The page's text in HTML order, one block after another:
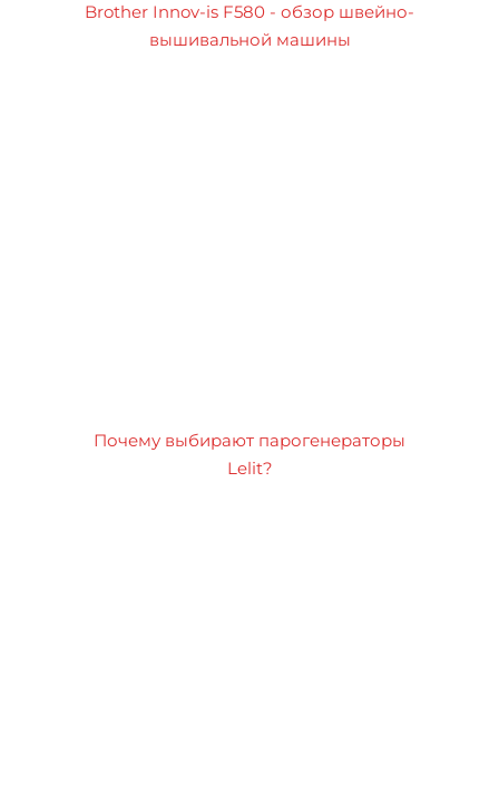
Brother Innov-is F580 - обзор швейно-
вышивальной машины
Почему выбирают парогенераторы
Lelit?